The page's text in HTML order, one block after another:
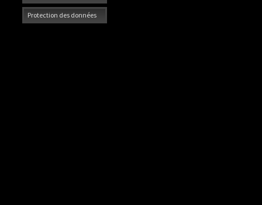
Protection des données